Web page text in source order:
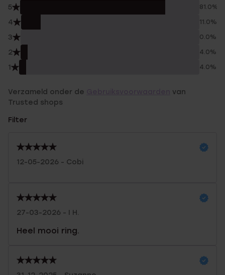
5 81.0%
4 11.0%
3 0.0%
2 4.0%
1 4.0%
Verzameld onder de
van
Trusted shops
Filter
12-05-2026 - Cobi
27-03-2026 - I H.
Heel mooi ring.